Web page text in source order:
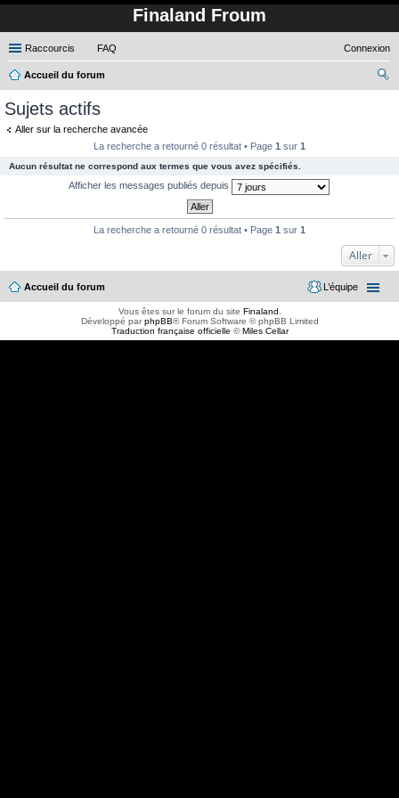
Finaland Froum
Raccourcis FAQ Connexion
Accueil du forum
Sujets actifs
Aller sur la recherche avancée
La recherche a retourné 0 résultat • Page 1 sur 1
Aucun résultat ne correspond aux termes que vous avez spécifiés.
Afficher les messages publiés depuis
La recherche a retourné 0 résultat • Page 1 sur 1
Aller
Accueil du forum L’équipe
Vous êtes sur le forum du site Finaland
Développé parphpBB® Forum Software © phpBB Limited
Traduction française officielle ©Miles Cellar